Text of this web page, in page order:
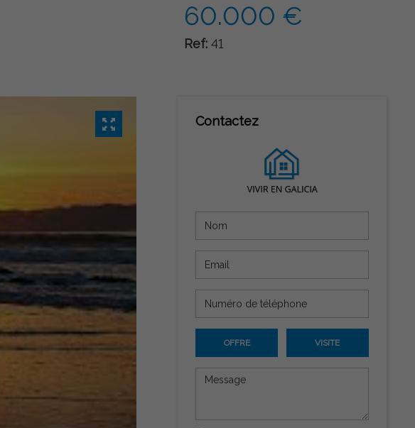
60.000 €
Ref: 41
Contactez
OFFRE VISITE